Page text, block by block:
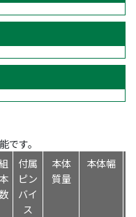
す。
本
付属
ピン
バイ
ス
本体
質量
本体幅